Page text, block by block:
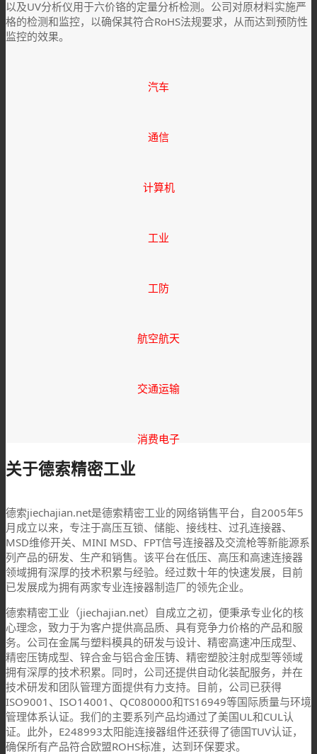
以及UV分析仪用于六价铬的定量分析检测。公司对原材料实施严
格的检测和监控，以确保其符合RoHS法规要求，从而达到预防性
监控的效果。
汽车
通信
计算机
工业
工防
航空航天
交通运输
消费电子
关于德索精密工业
德索jiechajian.net是德索精密工业的网络销售平台，自2005年5
月成立以来，专注于高压互锁、储能、接线柱、过孔连接器、
MSD维修开关、MINI MSD、FPT信号连接器及交流枪等新能源系
列产品的研发、生产和销售。该平台在低压、高压和高速连接器
领域拥有深厚的技术积累与经验。经过数十年的快速发展，目前
已发展成为拥有两家专业连接器制造厂的领先企业。
德索精密工业（jiechajian.net）自成立之初，便秉承专业化的核
心理念，致力于为客户提供高品质、具有竞争力价格的产品和服
务。公司在金属与塑料模具的研发与设计、精密高速冲压成型、
精密压铸成型、锌合金与铝合金压铸、精密塑胶注射成型等领域
拥有深厚的技术积累。同时，公司还提供自动化装配服务，并在
技术研发和团队管理方面提供有力支持。目前，公司已获得
ISO9001、ISO14001、QC080000和TS16949等国际质量与环境
管理体系认证。我们的主要系列产品均通过了美国UL和CUL认
证。此外，E248993太阳能连接器组件还获得了德国TUV认证，
确保所有产品符合欧盟ROHS标准，达到环保要求。